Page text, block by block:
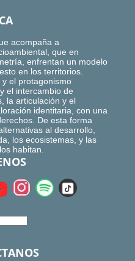
acompaña a
que en
enfrentan un modelo
en los territorios.
el protagonismo
el intercambio de
la articulación y el
identitaria, con una
De esta forma
al desarrollo,
los ecosistemas, y las
habitan.